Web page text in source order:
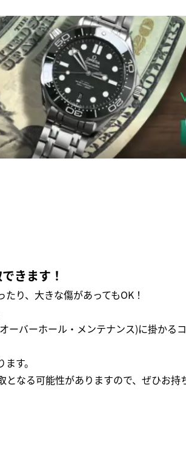
きます！
り、大きな傷があってもOK！
ーバーホール・メンテナンス)に掛か
す。
なる可能性がありますので、ぜひお持